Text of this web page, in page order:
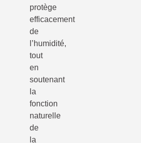
protège
efficacement
de
l’humidité,
tout
en
soutenant
la
fonction
naturelle
de
la